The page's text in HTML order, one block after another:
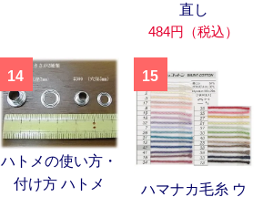
直し
484円（税込）
14
ハトメの使い方・
付け方 ハトメ
15
ハマナカ毛糸 ウ